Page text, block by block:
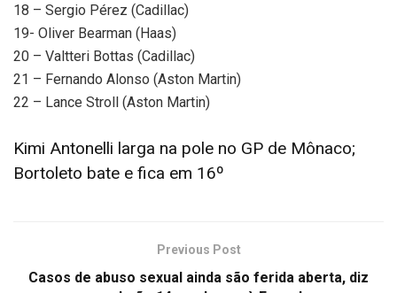
18 – Sergio Pérez (Cadillac)
19- Oliver Bearman (Haas)
20 – Valtteri Bottas (Cadillac)
21 – Fernando Alonso (Aston Martin)
22 – Lance Stroll (Aston Martin)
Kimi Antonelli larga na pole no GP de Mônaco;
Bortoleto bate e fica em 16º
Previous Post
Casos de abuso sexual ainda são ferida aberta, diz